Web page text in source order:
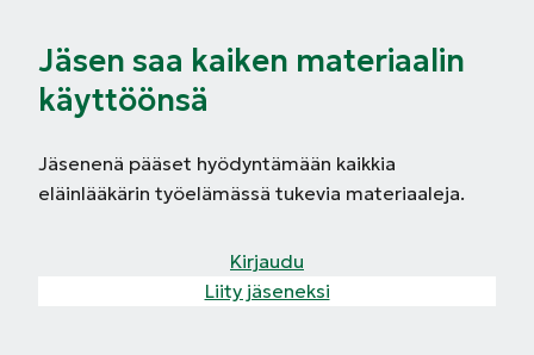
Jäsen saa kaiken materiaalin
käyttöönsä
Jäsenenä pääset hyödyntämään kaikkia
eläinlääkärin työelämässä tukevia materiaaleja.
Kirjaudu
Liity jäseneksi